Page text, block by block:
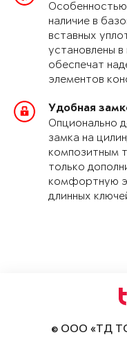
Особенностью
наличие в
вставных
установлены
обеспечат
элементов
Удобная
Опционально
замка на
композитным
только
комфортную
длинных
© ООО «ТД